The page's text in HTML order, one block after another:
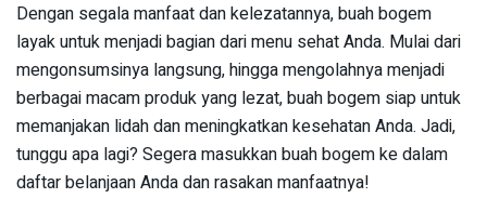
Dengan segala manfaat dan kelezatannya, buah bogem
layak untuk menjadi bagian dari menu sehat Anda. Mulai dari
mengonsumsinya langsung, hingga mengolahnya menjadi
berbagai macam produk yang lezat, buah bogem siap untuk
memanjakan lidah dan meningkatkan kesehatan Anda. Jadi,
tunggu apa lagi? Segera masukkan buah bogem ke dalam
daftar belanjaan Anda dan rasakan manfaatnya!